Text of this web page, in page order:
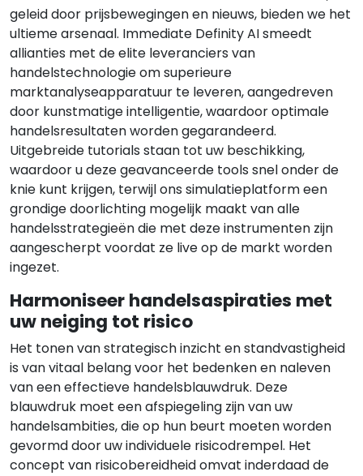
geleid door prijsbewegingen en nieuws, bieden we het
ultieme arsenaal. Immediate Definity AI smeedt
allianties met de elite leveranciers van
handelstechnologie om superieure
marktanalyseapparatuur te leveren, aangedreven
door kunstmatige intelligentie, waardoor optimale
handelsresultaten worden gegarandeerd.
Uitgebreide tutorials staan tot uw beschikking,
waardoor u deze geavanceerde tools snel onder de
knie kunt krijgen, terwijl ons simulatieplatform een
grondige doorlichting mogelijk maakt van alle
handelsstrategieën die met deze instrumenten zijn
aangescherpt voordat ze live op de markt worden
ingezet.
Harmoniseer handelsaspiraties met
uw neiging tot risico
Het tonen van strategisch inzicht en standvastigheid
is van vitaal belang voor het bedenken en naleven
van een effectieve handelsblauwdruk. Deze
blauwdruk moet een afspiegeling zijn van uw
handelsambities, die op hun beurt moeten worden
gevormd door uw individuele risicodrempel. Het
concept van risicobereidheid omvat inderdaad de